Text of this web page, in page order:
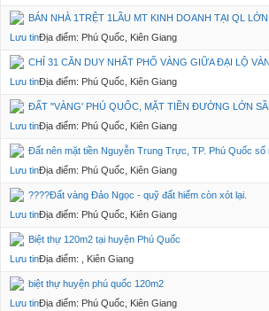
BÁN NHÀ 1TRỆT 1LẦU MT KINH DOANH TẠI QL
Lưu tinĐịa điểm: Phú Quốc, Kiên Giang
CHỈ 31 CĂN DUY NHẤT PHỐ VÀNG GIỮA ĐẠI LỘ
Lưu tinĐịa điểm: Phú Quốc, Kiên Giang
ĐẤT "VÀNG' PHÚ QUỐC, MẶT TIỀN ĐƯỜNG LỚN
Lưu tinĐịa điểm: Phú Quốc, Kiên Giang
Đất nên mặt tiền Nguyễn Trung Trực, TP. Phú Quốc sổ
Lưu tinĐịa điểm: Phú Quốc, Kiên Giang
????Đất vàng Đảo Ngọc - quỹ đất hiếm còn xót lại.
Lưu tinĐịa điểm: Phú Quốc, Kiên Giang
Biệt thự 120m2 tại huyện Phú Quốc
Lưu tinĐịa điểm: , Kiên Giang
biệt thự huyện phú quốc 120m2
Lưu tinĐịa điểm: Phú Quốc, Kiên Giang